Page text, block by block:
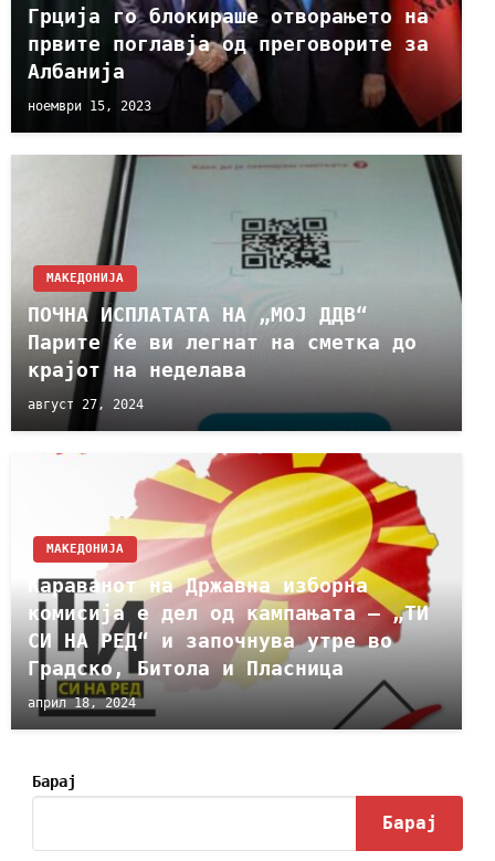
Грција го блокираше отворањето на
првите поглавја од преговорите за
Албанија
ноември 15, 2023
МАКЕДОНИЈА
ПОЧНА ИСПЛАТАТА НА „МОЈ ДДВ“
Парите ќе ви легнат на сметка до
крајот на неделава
август 27, 2024
МАКЕДОНИЈА
Караванот на Државна изборна
комисија е дел од кампањата – „ТИ
СИ НА РЕД“ и започнува утре во
Градско, Битола и Пласница
април 18, 2024
Барај
Барај